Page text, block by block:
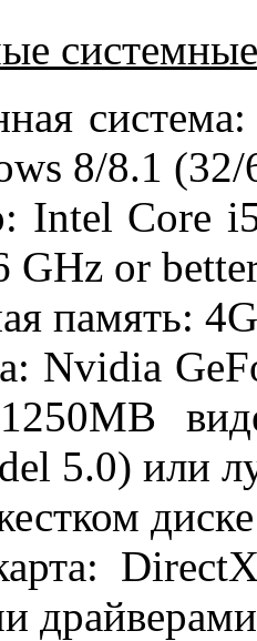
8/8.1
Intel Core
GHz or
память:
Nvidia
5.0) или
драйверами